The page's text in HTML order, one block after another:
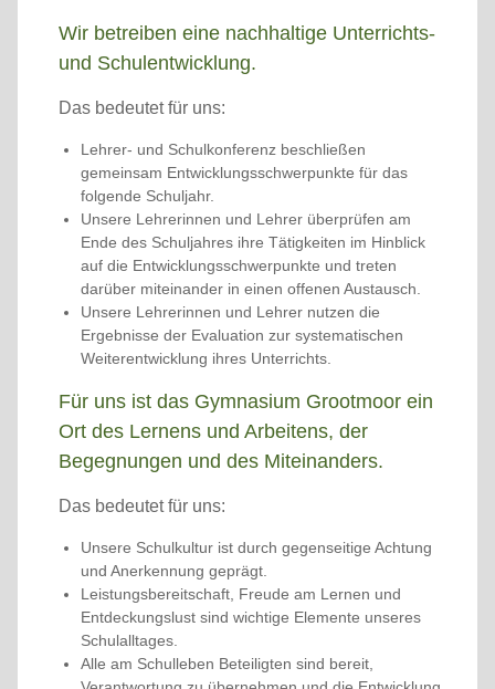
Wir betreiben eine nachhaltige Unterrichts-
und Schulentwicklung.
Das bedeutet für uns:
Lehrer- und Schulkonferenz beschließen
gemeinsam Entwicklungsschwerpunkte für das
folgende Schuljahr.
Unsere Lehrerinnen und Lehrer überprüfen am
Ende des Schuljahres ihre Tätigkeiten im Hinblick
auf die Entwicklungsschwerpunkte und treten
darüber miteinander in einen offenen Austausch.
Unsere Lehrerinnen und Lehrer nutzen die
Ergebnisse der Evaluation zur systematischen
Weiterentwicklung ihres Unterrichts.
Für uns ist das Gymnasium Grootmoor ein
Ort des Lernens und Arbeitens, der
Begegnungen und des Miteinanders.
Das bedeutet für uns:
Unsere Schulkultur ist durch gegenseitige Achtung
und Anerkennung geprägt.
Leistungsbereitschaft, Freude am Lernen und
Entdeckungslust sind wichtige Elemente unseres
Schulalltages.
Alle am Schulleben Beteiligten sind bereit,